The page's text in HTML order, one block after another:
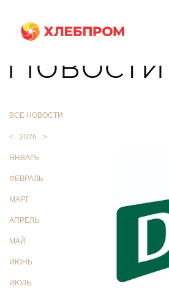
Главная О компании Новости
Новости
ВСЕ НОВОСТИ
< 2026 >
ЯНВАРЬ
ФЕВРАЛЬ
МАРТ
АПРЕЛЬ
МАЙ
ИЮНЬ
ИЮЛЬ